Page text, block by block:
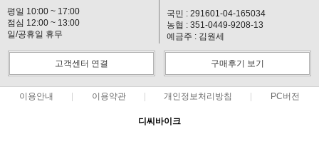
평일 10:00 ~ 17:00
점심 12:00 ~ 13:00
일/공휴일 휴무
국민 : 291601-04-165034
농협 : 351-0449-9208-13
예금주 : 김원세
고객센터 연결 구매후기 보기
이용안내 이용약관 개인정보처리방침 PC버전
디씨바이크